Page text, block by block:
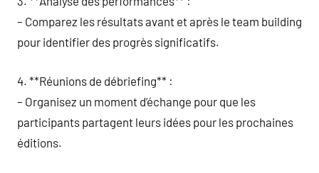
– Comparez les résultats avant et après le team building
pour identifier des progrès significatifs.
4. **Réunions de débriefing** :
– Organisez un moment d’échange pour que les
participants partagent leurs idées pour les prochaines
éditions.